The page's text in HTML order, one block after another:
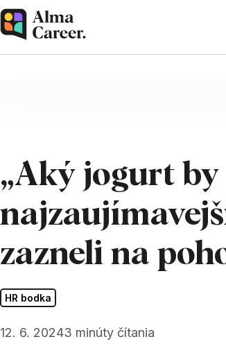
„Aký jogurt by
zazneli na
HR bodka
12. 6. 20243 minúty čítania